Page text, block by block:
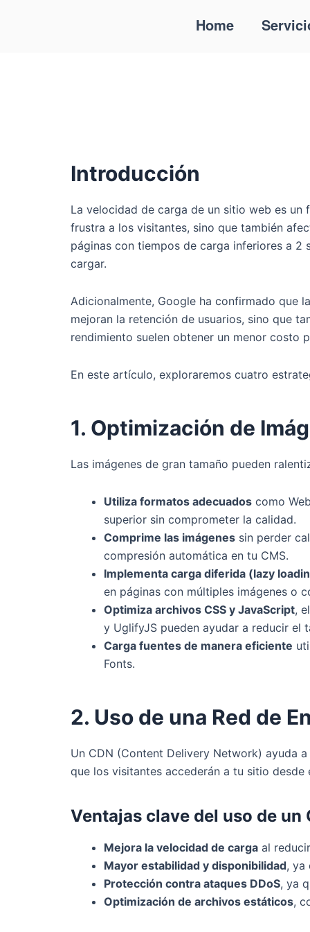
Home
Introducción
La velocidad de carga de un sitio web es
frustra a los visitantes, sino que también
páginas con tiempos de carga inferiores a 2
cargar.
Adicionalmente, Google ha confirmado que
mejoran la retención de usuarios, sino que
rendimiento suelen obtener un menor costo
En este artículo, exploraremos cuatro
1. Optimización de
Las imágenes de gran tamaño pueden
Utiliza formatos adecuados como
superior sin comprometer la calidad.
Comprime las imágenes sin perder
compresión automática en tu CMS.
Implementa carga diferida (lazy
en páginas con múltiples imágenes o
Optimiza archivos CSS y JavaScript,
y UglifyJS pueden ayudar a reducir el
Carga fuentes de manera eficiente
Fonts.
2. Uso de una Red de
Un CDN (Content Delivery Network) ayuda
que los visitantes accederán a tu sitio
Ventajas clave del uso de un
Mejora la velocidad de carga al
Mayor estabilidad y disponibilidad, ya
Protección contra ataques DDoS, ya
Optimización de archivos estáticos,